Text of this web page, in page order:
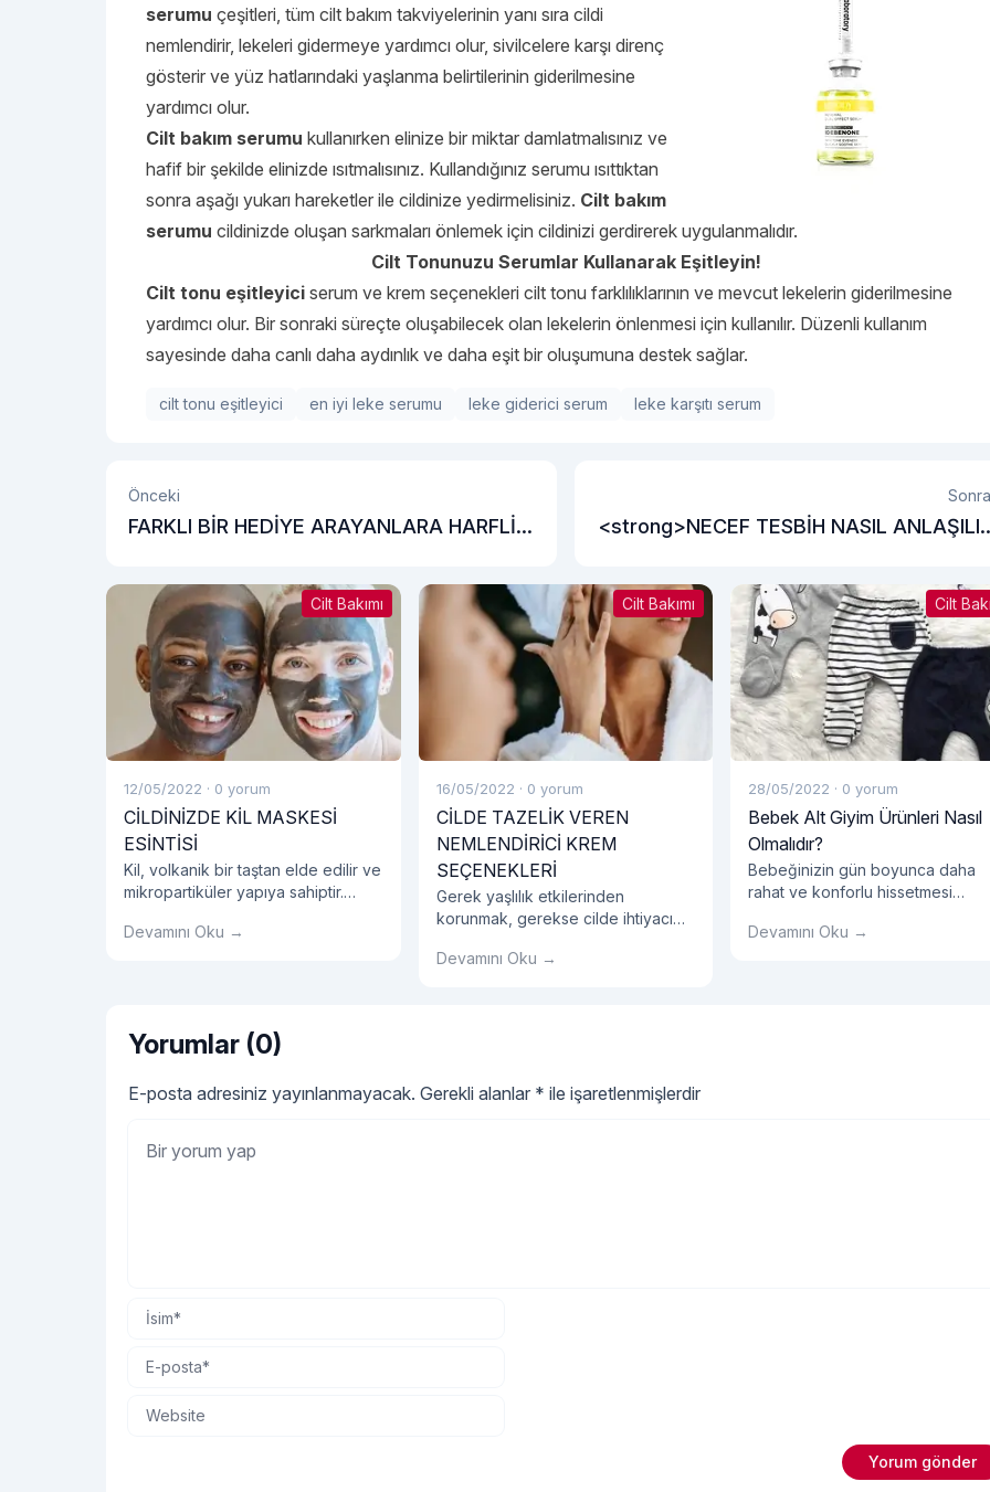
serumu çeşitleri, tüm cilt bakım takviyelerinin yanı sıra cildi
nemlendirir, lekeleri gidermeye yardımcı olur, sivilcelere karşı direnç
gösterir ve yüz hatlarındaki yaşlanma belirtilerinin giderilmesine
yardımcı olur.
Cilt bakım serumu kullanırken elinize bir miktar damlatmalısınız ve
hafif bir şekilde elinizde ısıtmalısınız. Kullandığınız serumu ısıttıktan
sonra aşağı yukarı hareketler ile cildinize yedirmelisiniz. Cilt bakım
serumu cildinizde oluşan sarkmaları önlemek için cildinizi gerdirerek uygulanmalıdır.
Cilt Tonunuzu Serumlar Kullanarak Eşitleyin!
Cilt tonu eşitleyici serum ve krem seçenekleri cilt tonu farklılıklarının ve mevcut lekelerin giderilmesine
yardımcı olur. Bir sonraki süreçte oluşabilecek olan lekelerin önlenmesi için kullanılır. Düzenli kullanım
sayesinde daha canlı daha aydınlık ve daha eşit bir oluşumuna destek sağlar.
cilt tonu eşitleyici en iyi leke serumu leke giderici serum leke karşıtı serum
Önceki
FARKLI BİR HEDİYE ARAYANLARA HARFLİ
<strong>NECEF TESBİH NASIL
Cilt Bakımı
12/05/2022 · 0 yorum
CİLDİNİZDE KİL MASKESİ
ESİNTİSİ
Kil, volkanik bir taştan elde edilir ve
mikropartiküler yapıya sahiptir.
birlikte maske olarak kullanıldığında
Devamını Oku →
Cilt Bakımı
16/05/2022 · 0 yorum
CİLDE TAZELİK VEREN
NEMLENDİRİCİ KREM
SEÇENEKLERİ
Gerek yaşlılık etkilerinden
korunmak, gerekse cilde ihtiyacı
uygun yapıdaki bir yüz kremi
Devamını Oku →
Cilt
28/05/2022 · 0 yorum
Bebek Alt Giyim Ürünleri Nasıl
Olmalıdır?
Bebeğinizin gün boyunca daha
rahat ve konforlu hissetmesi
bir yaşa kadar çocuklara oranla
Devamını Oku →
Yorumlar (0)
E-posta adresiniz yayınlanmayacak. Gerekli alanlar * ile işaretlenmişlerdir